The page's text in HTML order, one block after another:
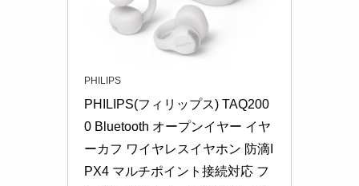
PHILIPS
PHILIPS(フィリップス) TAQ200
0 Bluetooth オープンイヤー イヤ
ーカフ ワイヤレスイヤホン 防滴I
PX4 マルチポイント接続対応 フ